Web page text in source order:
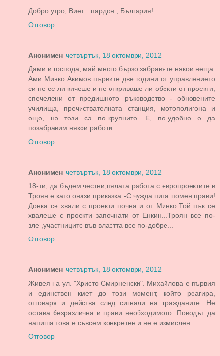
Добро утро, Виет... пардон , България!
Отговор
Анонимен четвъртък, 18 октомври, 2012
Дами и господа, май много бързо забравяте някои неща.
Ами Минко Акимов първите две години от управлението
си не се ли кичеше и не откриваше ли обекти от проекти,
спечелени от предишното ръководство - обновените
училища, пречиствателната станция, мотополигона и
още, но тези са по-крупните. Е, по-удобно е да
позабравим някои работи.
Отговор
Анонимен четвъртък, 18 октомври, 2012
18-ти, да бъдем честни,цялата работа с европроектите в
Троян е като онази приказка -С чужда пита помен прави!
Донка се хвали с проекти почнати от Минко.Той пък се
хвалеше с проекти започнати от Енкин...Троян все по-
зле ,участниците във властта все по-добре...
Отговор
Анонимен четвъртък, 18 октомври, 2012
Живея на ул. "Христо Смирненски". Михайлова е първия
и единствен кмет до този момент, който реагира,
отговаря и действа след сигнали на гражданите. Не
остава безразлична и прави необходимото. Поводът да
напиша това е съвсем конкретен и не е измислен.
Отговор